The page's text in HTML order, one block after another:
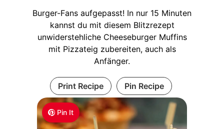
Pin It
Burger-Fans aufgepasst! In nur 15 Minuten
kannst du mit diesem Blitzrezept
unwiderstehliche Cheeseburger Muffins
mit Pizzateig zubereiten, auch als
Anfänger.
Print Recipe Pin Recipe